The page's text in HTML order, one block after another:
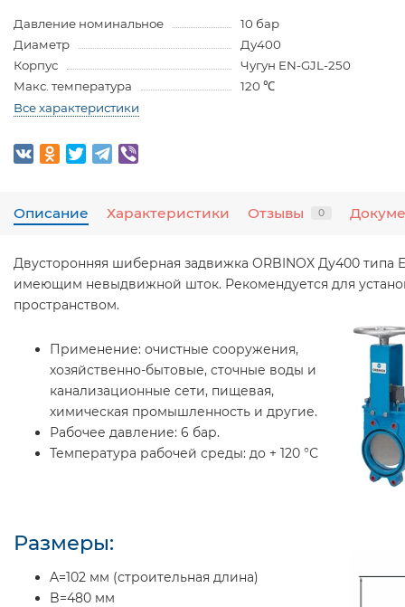
Давление номинальное
10 бар
Диаметр
Ду400
Корпус
Чугун EN-GJL-250
Макс. температура
120 ℃
Все характеристики
Описание Характеристики Отзывы 0
Двусторонняя шиберная задвижка ORBINOX Ду400 типа
имеющим невыдвижной шток. Рекомендуется для
пространством.
Применение: очистные сооружения,
хозяйственно-бытовые, сточные воды и
канализационные сети, пищевая,
химическая промышленность и другие.
Рабочее давление: 6 бар.
Температура рабочей среды: до + 120 °С
Размеры:
A=102 мм (строительная длина)
B=480 мм